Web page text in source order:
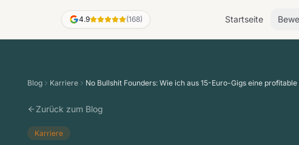
4.9 (168) Startseite
Blog Karriere No Bullshit Founders: Wie ich aus 15-Euro-Gigs eine
Zurück zum Blog
Karriere